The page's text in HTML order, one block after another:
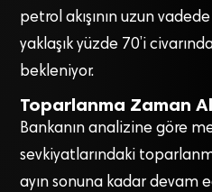
petrol akışının uzun
yaklaşık yüzde 70’i
bekleniyor.
Toparlanma Zaman
Bankanın analizine göre
sevkiyatlarındaki
ayın sonuna kadar devam